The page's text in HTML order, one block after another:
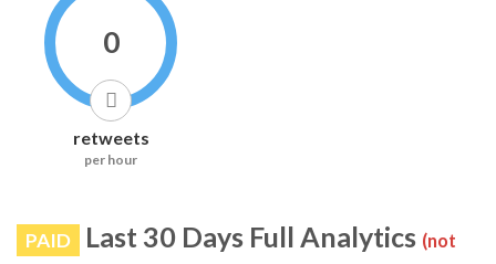
0
retweets
per hour
PAID Last 30 Days Full Analytics (not